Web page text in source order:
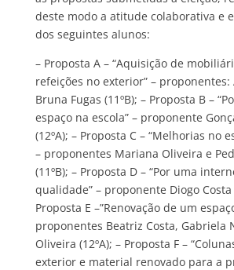
deste modo a atitude colaborativa e
dos seguintes alunos:
– Proposta A – “Aquisição de
refeições no exterior” – proponentes:
Bruna Fugas (11ºB); – Proposta B –
espaço na escola” – proponente
(12ºA); – Proposta C – “Melhorias no
– proponentes Mariana Oliveira e
(11ºB); – Proposta D – “Por uma
qualidade” – proponente Diogo Costa
Proposta E –”Renovação de um
proponentes Beatriz Costa, Gabriela
Oliveira (12ºA); – Proposta F –
exterior e material renovado para a